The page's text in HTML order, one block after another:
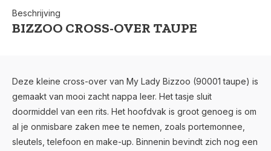
Voor 17:00 besteld, is vandaag verzonden (ma-vr)
Beschrijving
BIZZOO CROSS-OVER TAUPE
Deze kleine cross-over van My Lady Bizzoo (90001 taupe) is
gemaakt van mooi zacht nappa leer. Het tasje sluit
doormiddel van een rits. Het hoofdvak is groot genoeg is om
al je onmisbare zaken mee te nemen, zoals portemonnee,
sleutels, telefoon en make-up. Binnenin bevindt zich nog een